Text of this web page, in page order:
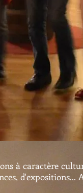
à caractère
d'expositions...